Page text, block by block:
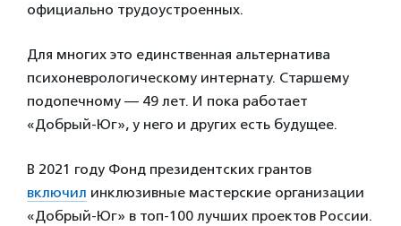
официально трудоустроенных.
Для многих это единственная альтернатива
психоневрологическому интернату. Старшему
подопечному — 49 лет. И пока работает
«Добрый-Юг», у него и других есть будущее.
В 2021 году Фонд президентских грантов
включил инклюзивные мастерские организации
«Добрый-Юг» в топ-100 лучших проектов России.